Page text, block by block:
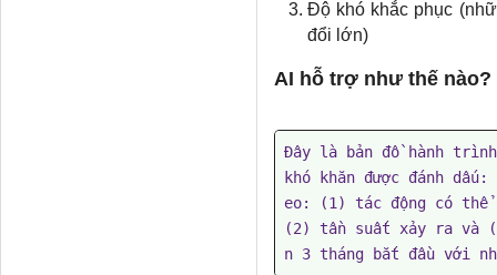
Độ khó khắc phục
đổi lớn)
AI hỗ trợ như thế nào?
Đây là bản đồ hành
khó khăn được đánh
eo: (1) tác động có thể
(2) tần suất xảy ra và
n 3 tháng bắt đầu với